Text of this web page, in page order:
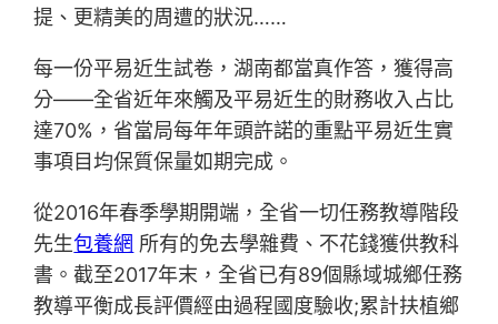
提、更精美的周遭的狀況……
每一份平易近生試卷，湖南都當真作答，獲得高
分——全省近年來觸及平易近生的財務收入占比
達70%，省當局每年年頭許諾的重點平易近生實
事項目均保質保量如期完成。
從2016年春季學期開端，全省一切任務教導階段
先生包養網 所有的免去學雜費、不花錢獲供教科
書。截至2017年末，全省已有89個縣域城鄉任務
教導平衡成長評價經由過程國度驗收;累計扶植鄉